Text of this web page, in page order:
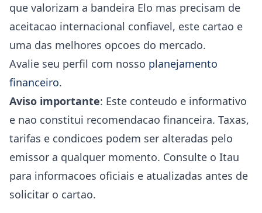
que valorizam a bandeira Elo mas precisam de
aceitacao internacional confiavel, este cartao e
uma das melhores opcoes do mercado.
Avalie seu perfil com nosso planejamento
financeiro.
Aviso importante: Este conteudo e informativo
e nao constitui recomendacao financeira. Taxas,
tarifas e condicoes podem ser alteradas pelo
emissor a qualquer momento. Consulte o Itau
para informacoes oficiais e atualizadas antes de
solicitar o cartao.